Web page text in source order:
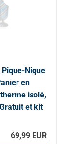
Pique-Nique
en
isolé,
et kit
69,99 EUR